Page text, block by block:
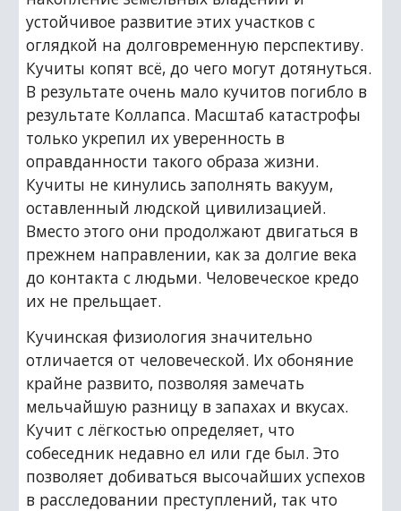
устойчивое развитие этих участков с
оглядкой на долговременную перспективу.
Кучиты копят всё, до чего могут дотянуться.
В результате очень мало кучитов погибло в
результате Коллапса. Масштаб катастрофы
только укрепил их уверенность в
оправданности такого образа жизни.
Кучиты не кинулись заполнять вакуум,
оставленный людской цивилизацией.
Вместо этого они продолжают двигаться в
прежнем направлении, как за долгие века
до контакта с людьми. Человеческое кредо
их не прельщает.
Кучинская физиология значительно
отличается от человеческой. Их обоняние
крайне развито, позволяя замечать
мельчайшую разницу в запахах и вкусах.
Кучит с лёгкостью определяет, что
собеседник недавно ел или где был. Это
позволяет добиваться высочайших успехов
в расследовании преступлений, так что